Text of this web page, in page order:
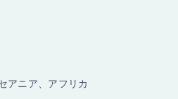
アニア、アフリカ